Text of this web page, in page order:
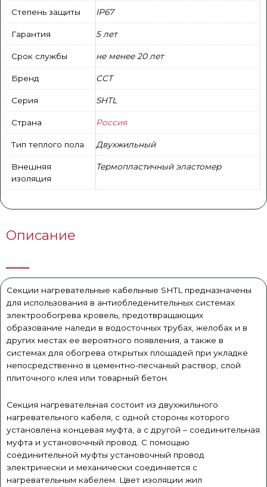
Степень защиты IP67
Гарантия 5 лет
Срок службы не менее 20 лет
Бренд ССТ
Серия SHTL
Страна Россия
Тип теплого пола Двухжильный
Внешняя
изоляция
Термопластичный эластомер
Описание
Секции нагревательные кабельные SHTL предназначены
для использования в антиобледенительных системах
электрообогрева кровель, предотвращающих
образование наледи в водосточных трубах, желобах и в
других местах ее вероятного появления, а также в
системах для обогрева открытых площадей при укладке
непосредственно в цементно-песчаный раствор, слой
плиточного клея или товарный бетон.
Секция нагревательная состоит из двухжильного
нагревательного кабеля, с одной стороны которого
установлена концевая муфта, а с другой – соединительная
муфта и установочный провод. С помощью
соединительной муфты установочный провод
электрически и механически соединяется с
нагревательным кабелем. Цвет изоляции жил